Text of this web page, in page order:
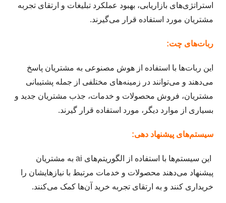
استراتژی‌های بازاریابی، بهبود عملکرد تبلیغات و ارتقای تجربه
مشتریان مورد استفاده قرار می‌گیرند.
ربات‌های چت:
این ربات‌ها با استفاده از هوش مصنوعی به مشتریان پاسخ
می‌دهند و می‌توانند در زمینه‌های مختلفی از جمله پشتیبانی
مشتریان، فروش محصولات و خدمات، جذب مشتریان جدید و
بسیاری از موارد دیگر، مورد استفاده قرار گیرند.
سیستم‌های پیشنهاد دهی:
این سیستم‌ها با استفاده از الگوریتم‌های ai به مشتریان
پیشنهاد می‌دهند محصولات و خدمات مرتبط با نیازهایشان را
خریداری کنند و به ارتقای تجربه خرید آن‌ها کمک می‌کنند.